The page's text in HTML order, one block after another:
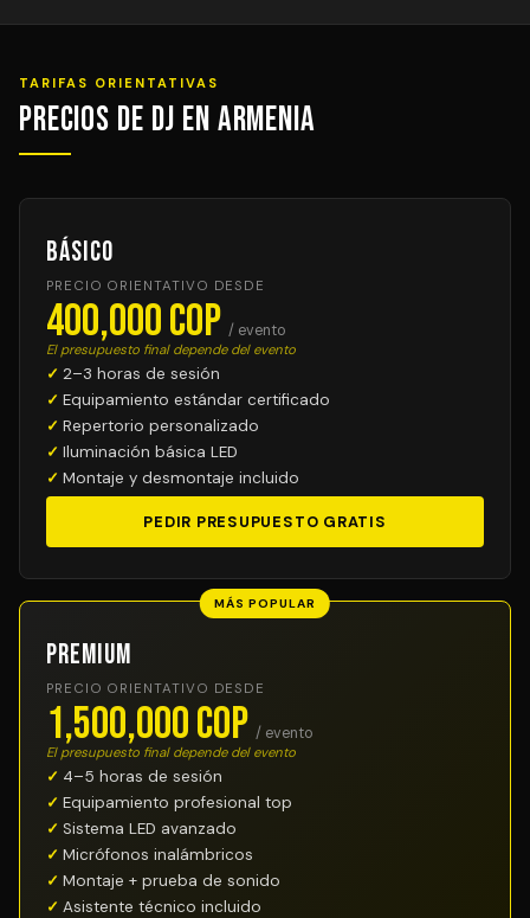
TARIFAS ORIENTATIVAS
Precios de DJ en Armenia
Básico
PRECIO ORIENTATIVO DESDE
400,000 COP / evento
El presupuesto final depende del evento
2–3 horas de sesión
Equipamiento estándar certificado
Repertorio personalizado
Iluminación básica LED
Montaje y desmontaje incluido
PEDIR PRESUPUESTO GRATIS
MÁS POPULAR
Premium
PRECIO ORIENTATIVO DESDE
1,500,000 COP / evento
El presupuesto final depende del evento
4–5 horas de sesión
Equipamiento profesional top
Sistema LED avanzado
Micrófonos inalámbricos
Montaje + prueba de sonido
Asistente técnico incluido